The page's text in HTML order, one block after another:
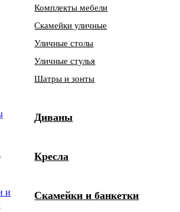
Комплекты мебели
Скамейки уличные
Уличные столы
Уличные стулья
Шатры и зонты
Диваны
Кресла
Скамейки и банкетки